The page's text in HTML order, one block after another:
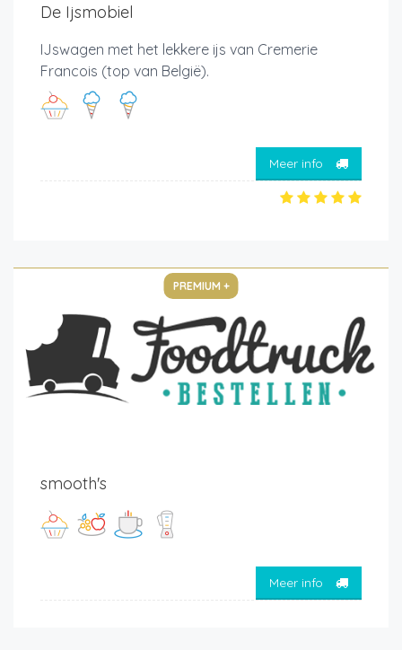
De Ijsmobiel
IJswagen met het lekkere ijs van Cremerie
Francois (top van België).
Meer info
PREMIUM +
smooth's
Meer info